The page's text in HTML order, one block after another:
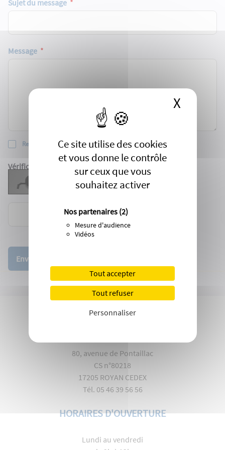
Ce site utilise des cookies
et vous donne le contrôle
sur ceux que vous
souhaitez activer
Nos partenaires (2)
Mesure d'audience
Vidéos
Tout accepter
Tout refuser
Personnaliser
X
Sujet du message
Message
0/ 65000Recevoir une copie par email
Rafraîchir le CAPTCHA
Vérification du texte
Requis
Envoyer
80, avenue de Pontaillac
CS n°80218
17205 ROYAN CEDEX
Tél. 05 46 39 56 56
HORAIRES D'OUVERTURE
Lundi au vendredi